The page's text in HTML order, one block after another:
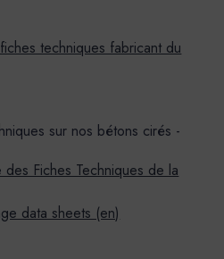
techniques fabricant du
Fiches Techniques de la
data sheets (en)